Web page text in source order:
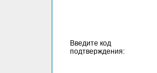
Введите код
подтверждения: